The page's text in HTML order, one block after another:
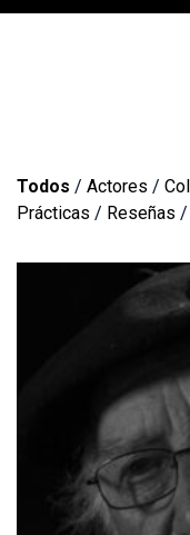
Todos / Actores /
Prácticas / Reseñas /